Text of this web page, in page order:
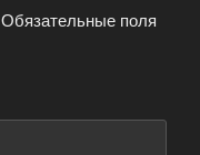
Обязательные поля